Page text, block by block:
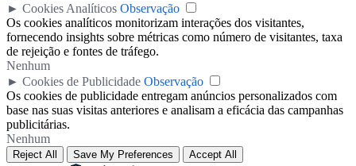
► Cookies Analíticos Observação
Os cookies analíticos monitorizam interações dos visitantes,
fornecendo insights sobre métricas como número de visitantes, taxa
de rejeição e fontes de tráfego.
Nenhum
► Cookies de Publicidade Observação
Os cookies de publicidade entregam anúncios personalizados com
base nas suas visitas anteriores e analisam a eficácia das campanhas
publicitárias.
Nenhum
Reject All Save My Preferences Accept All